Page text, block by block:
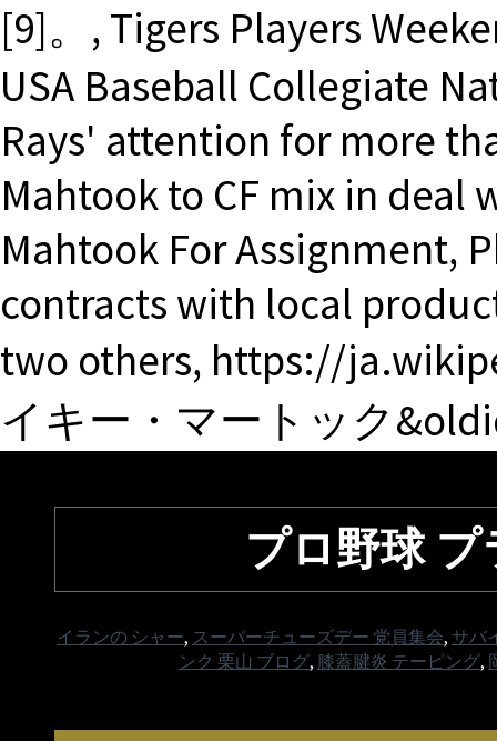
[9]。, Tigers Players
USA Baseball Collegiate
Rays' attention for more
Mahtook to CF mix in deal
Mahtook For Assignment,
contracts with local
two others, https://
イキー・マートック
プロ野球
イランの シャー, スーパーチューズデー 党員集会, サバ
ンク 栗山 ブログ, 膝蓋腱炎 テーピング,